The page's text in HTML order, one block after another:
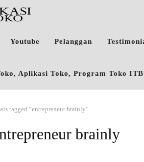
Youtube Pelanggan
Aplikasi Toko, Program Toko ITB
tagged “entrepreneur brainly”
brainly